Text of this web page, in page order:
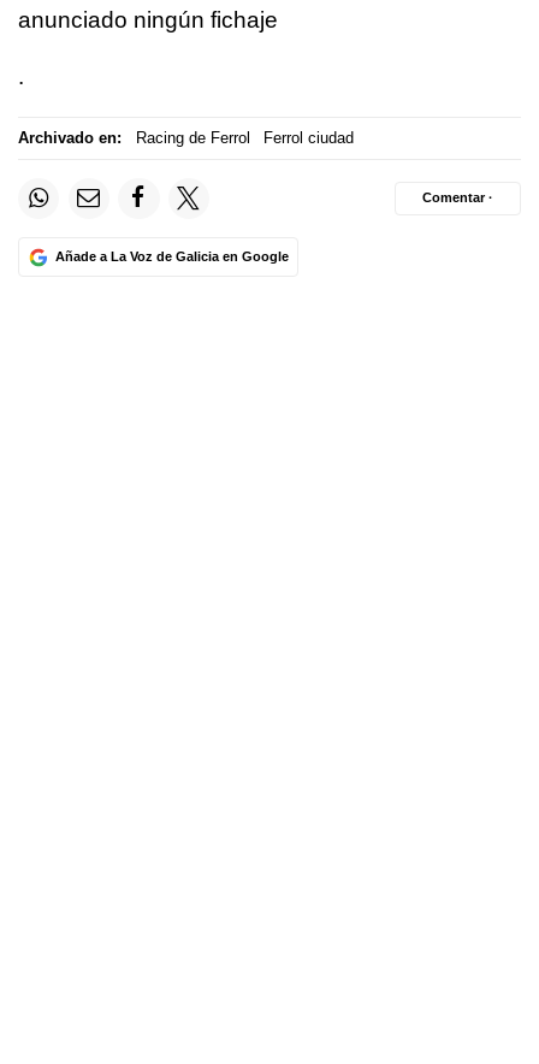
anunciado ningún fichaje
.
Archivado en: Racing de Ferrol Ferrol ciudad
Añade a La Voz de Galicia en Google
Comentar ·